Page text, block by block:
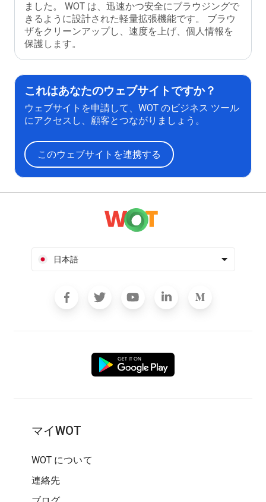
ました。 WOT は、迅速かつ安全にブラウジングで
きるように設計された軽量拡張機能です。 ブラウ
ザをクリーンアップし、速度を上げ、個人情報を
保護します。
これはあなたのウェブサイトですか？
ウェブサイトを申請して、WOT のビジネス ツール
にアクセスし、顧客とつながりましょう。
このウェブサイトを連携する
日本語
マイWOT
WOT について
連絡先